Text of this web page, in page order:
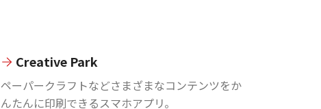
Creative Park
ペーパークラフトなどさまざまなコンテンツをか
んたんに印刷できるスマホアプリ。